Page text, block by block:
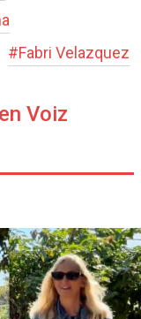
#Fabri Velazquez
Voiz